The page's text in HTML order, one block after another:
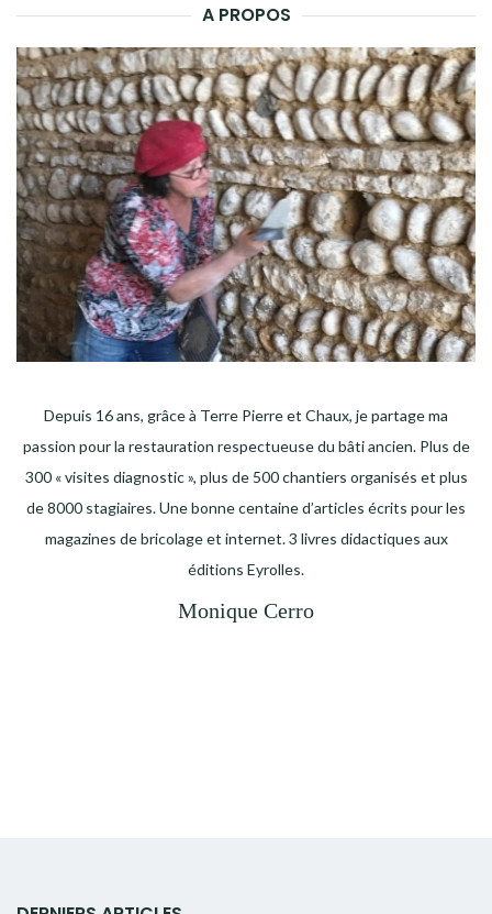
A PROPOS
Depuis 16 ans, grâce à Terre Pierre et Chaux, je partage ma
passion pour la restauration respectueuse du bâti ancien. Plus de
300 « visites diagnostic », plus de 500 chantiers organisés et plus
de 8000 stagiaires. Une bonne centaine d’articles écrits pour les
magazines de bricolage et internet. 3 livres didactiques aux
éditions Eyrolles.
Monique Cerro